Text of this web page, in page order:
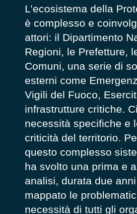
L’ecosistema della
è complesso e
attori: il Dipartimento
Regioni, le Prefetture,
Comuni, una serie di
esterni come
Vigili del Fuoco,
infrastrutture critiche.
necessità specifiche e
criticità del territorio.
questo complesso
ha svolto una prima e
analisi, durata due
mappato le
necessità di tutti gli